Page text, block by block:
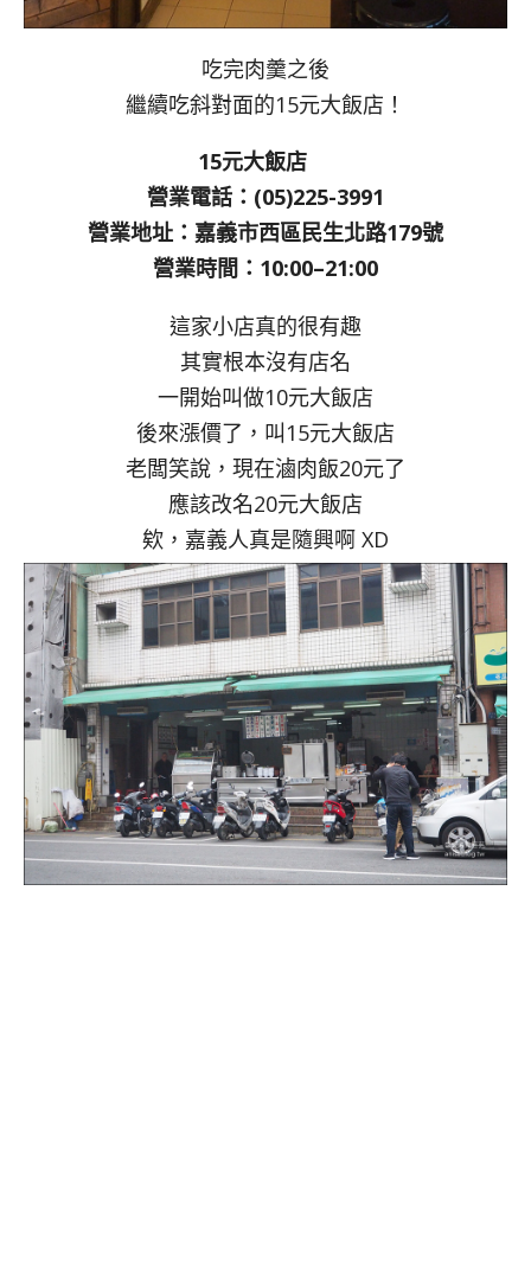
吃完肉羹之後
繼續吃斜對面的15元大飯店！
15元大飯店
營業電話：(05)225-3991
營業地址：嘉義市西區民生北路179號
營業時間：10:00–21:00
這家小店真的很有趣
其實根本沒有店名
一開始叫做10元大飯店
後來漲價了，叫15元大飯店
老闆笑說，現在滷肉飯20元了
應該改名20元大飯店
欸，嘉義人真是隨興啊 XD